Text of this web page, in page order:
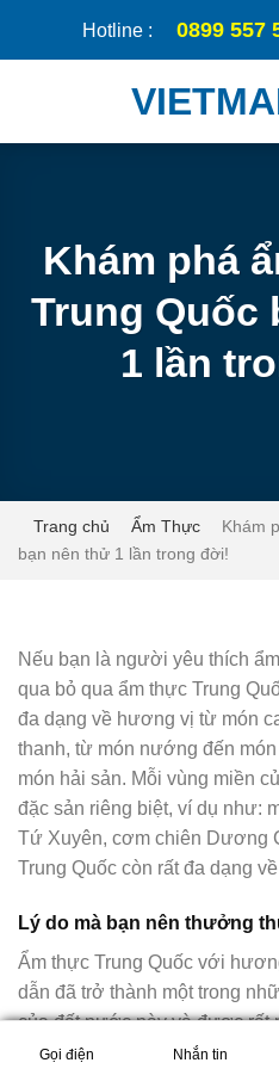
Hotline : 0899 557
Khám phá
Trung Quốc
1 lần
Trang chủ Ẩm Thực
Khám
bạn nên thử 1 lần trong đời!
Nếu bạn là người yêu thích
qua bỏ qua ẩm thực Trung
đa dạng về hương vị từ món
thanh, từ món nướng đến
món hải sản. Mỗi vùng miền
đặc sản riêng biệt, ví dụ như:
Tứ Xuyên, cơm chiên Dương
Trung Quốc còn rất đa dạng
Lý do mà bạn nên thưởng
Ẩm thực Trung Quốc với
dẫn đã trở thành một trong
của đất nước này và được rất
toàn thế giới.
Gọi điện Nhắn tin